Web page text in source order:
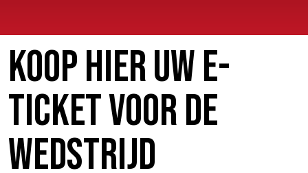
Nieuwsoverzicht
Sponsoring
SPORTPARK GOED GENOEG
KOOP HIER UW E-
TICKET VOOR DE
WEDSTRIJD